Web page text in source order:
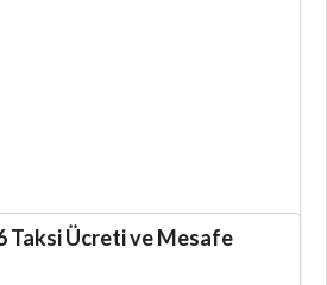
Taksi Ücreti ve Mesafe